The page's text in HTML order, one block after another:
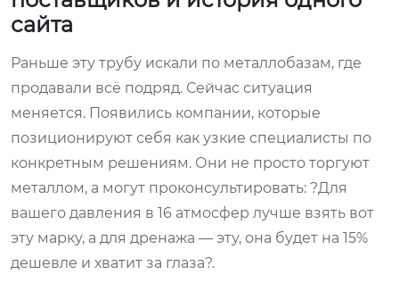
сайта
Раньше эту трубу искали по металлобазам, где
продавали всё подряд. Сейчас ситуация
меняется. Появились компании, которые
позиционируют себя как узкие специалисты по
конкретным решениям. Они не просто торгуют
металлом, а могут проконсультировать: ?Для
вашего давления в 16 атмосфер лучше взять вот
эту марку, а для дренажа — эту, она будет на 15%
дешевле и хватит за глаза?.